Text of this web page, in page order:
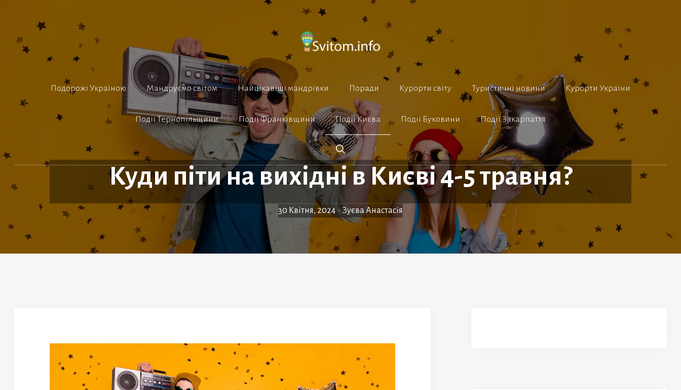
Подорожі Україною Мандруємо світом Найцікавіші мандрівки Поради Курорти світу Туристичні новини Курорти України
Події Тернопільщини Події Франківщини Події Києва Події Буковини Події Закарпаття
Куди піти на вихідні в Києві 4-5 травня?
30 Квітня, 2024 • Зуєва Анастасія